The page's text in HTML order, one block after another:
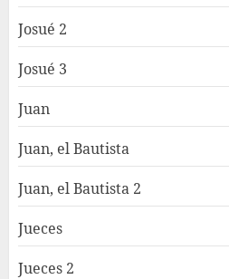
Josué 2
Josué 3
Juan
Juan, el Bautista
Juan, el Bautista 2
Jueces
Jueces 2